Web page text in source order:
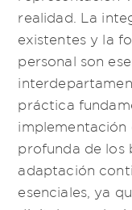
realidad. La
existentes y la
personal son
práctica
implementación
profunda de los
adaptación
esenciales, ya